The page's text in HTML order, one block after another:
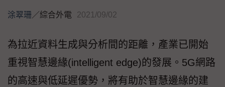
涂翠珊／綜合外電 2021/09/02
為拉近資料生成與分析間的距離，產業已開始
重視智慧邊緣(intelligent edge)的發展。5G網路
的高速與低延遲優勢，將有助於智慧邊緣的建